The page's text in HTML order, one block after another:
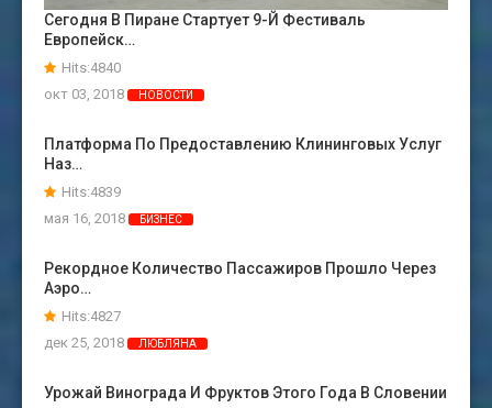
Сегодня В Пиране Стартует 9-Й Фестиваль
Европейск…
Hits:4840
окт 03, 2018
НОВОСТИ
Платформа По Предоставлению Клининговых Услуг
Наз…
Hits:4839
мая 16, 2018
БИЗНЕС
Рекордное Количество Пассажиров Прошло Через
Аэро…
Hits:4827
дек 25, 2018
ЛЮБЛЯНА
Урожай Винограда И Фруктов Этого Года В Словении